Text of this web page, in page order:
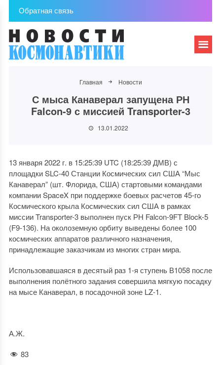
Обратная связь
Главная Новости
С мыса Канаверал запущена РН
Falcon-9 с миссией Transporter-3
13.01.2022
13 января 2022 г. в 15:25:39 UTC (18:25:39 ДМВ) с
площадки SLC-40 Станции Космических сил США “Мыс
Канаверал” (шт. Флорида, США) стартовыми командами
компании SpaceX при поддержке боевых расчетов 45-го
Космического крыла Космических сил США в рамках
миссии Transporter-3 выполнен пуск РН Falcon-9FT Block-5
(F9-136). На околоземную орбиту выведены более 100
космических аппаратов различного назначения,
принадлежащие заказчикам из многих стран мира.
Использовавшаяся в десятый раз 1-я ступень В1058 после
выполнения полётного задания совершила мягкую посадку
на мысе Канаверал, в посадочной зоне LZ-1.
А.Ж.
83